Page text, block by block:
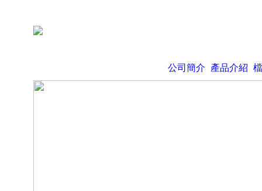
公司簡介 產品介紹